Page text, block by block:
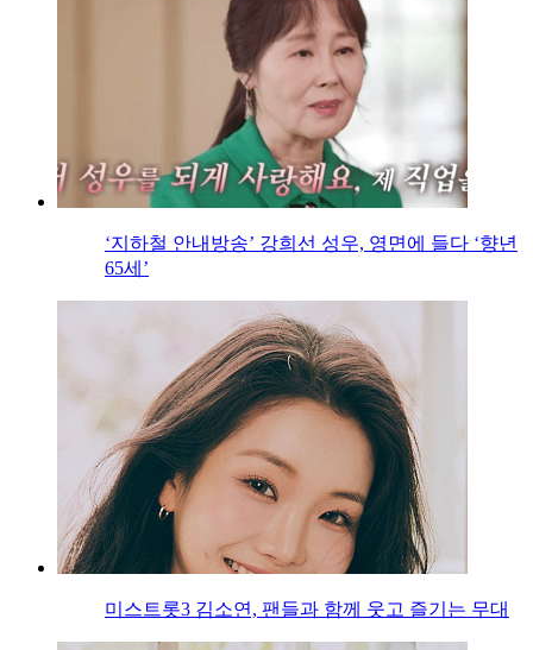
‘지하철 안내방송’ 강희선 성우, 영면에 들다 ‘향년
65세’
미스트롯3 김소연, 팬들과 함께 웃고 즐기는 무대